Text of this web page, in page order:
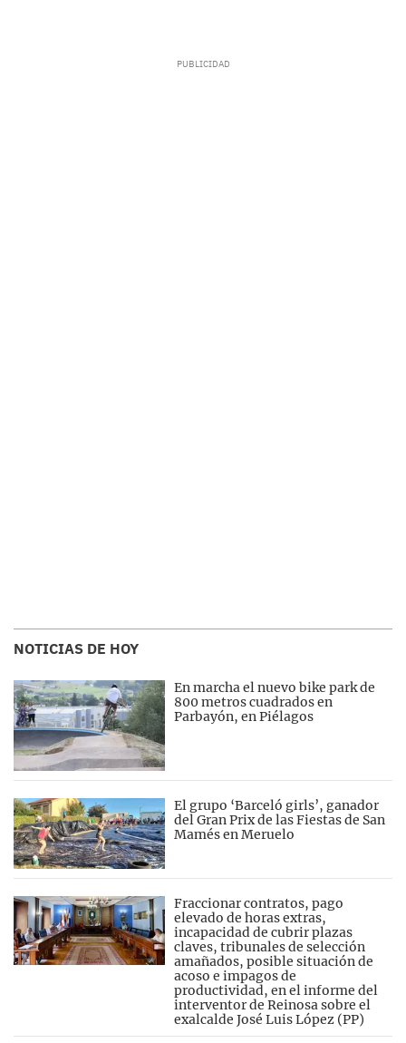
NOTICIAS DE HOY
En marcha el nuevo bike park de
800 metros cuadrados en
Parbayón, en Piélagos
El grupo ‘Barceló girls’, ganador
del Gran Prix de las Fiestas de San
Mamés en Meruelo
Fraccionar contratos, pago
elevado de horas extras,
incapacidad de cubrir plazas
claves, tribunales de selección
amañados, posible situación de
acoso e impagos de
productividad, en el informe del
interventor de Reinosa sobre el
exalcalde José Luis López (PP)